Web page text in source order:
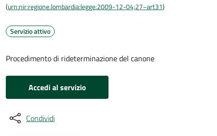
(urn:nir:regione.lombardia:legge:2009-12-04;27~art31)
Servizio attivo
Procedimento di rideterminazione del canone
Accedi al servizio
Condividi